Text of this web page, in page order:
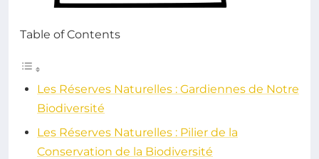
Table of Contents
Les Réserves Naturelles : Gardiennes de Notre
Biodiversité
Les Réserves Naturelles : Pilier de la
Conservation de la Biodiversité